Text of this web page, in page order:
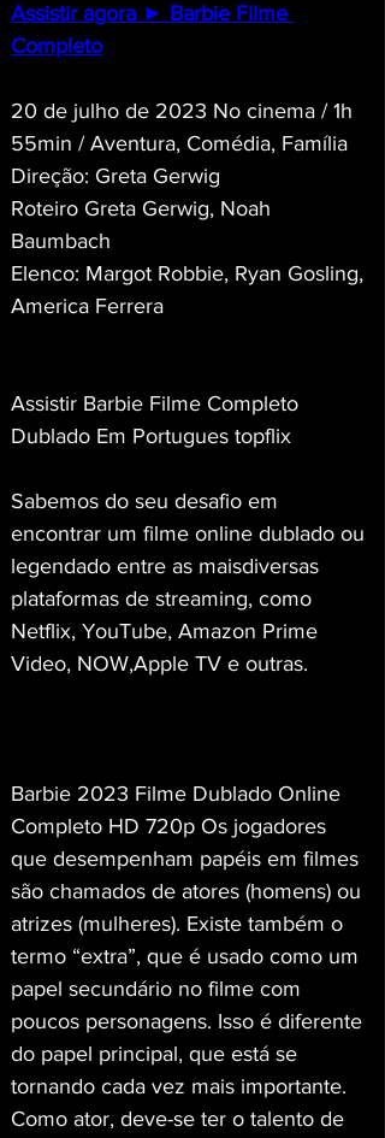
Assistir agora ► Barbie Filme
Completo
20 de julho de 2023 No cinema / 1h
55min / Aventura, Comédia, Família
Direção: Greta Gerwig
Roteiro Greta Gerwig, Noah
Baumbach
Elenco: Margot Robbie, Ryan Gosling,
America Ferrera
Assistir Barbie Filme Completo
Dublado Em Portugues topflix
Sabemos do seu desafio em
encontrar um filme online dublado ou
legendado entre as maisdiversas
plataformas de streaming, como
Netflix, YouTube, Amazon Prime
Video, NOW,Apple TV e outras.
Barbie 2023 Filme Dublado Online
Completo HD 720p Os jogadores
que desempenham papéis em filmes
são chamados de atores (homens) ou
atrizes (mulheres). Existe também o
termo “extra”, que é usado como um
papel secundário no filme com
poucos personagens. Isso é diferente
do papel principal, que está se
tornando cada vez mais importante.
Como ator, deve-se ter o talento de